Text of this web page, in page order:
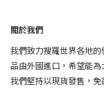
關於我們
我們致力搜羅世界各地
品由外國進口，希望能
我們堅持以現貨發售，